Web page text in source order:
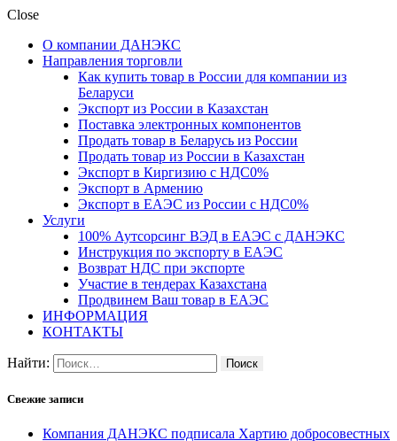
Close
О компании ДАНЭКС
Направления торговли
Как купить товар в России для компании из
Беларуси
Экспорт из России в Казахстан
Поставка электронных компонентов
Продать товар в Беларусь из России
Продать товар из России в Казахстан
Экспорт в Киргизию с НДС0%
Экспорт в Армению
Экспорт в ЕАЭС из России с НДС0%
Услуги
100% Аутсорсинг ВЭД в ЕАЭС с ДАНЭКС
Инструкция по экспорту в ЕАЭС
Возврат НДС при экспорте
Участие в тендерах Казахстана
Продвинем Ваш товар в ЕАЭС
ИНФОРМАЦИЯ
КОНТАКТЫ
Найти:
Свежие записи
Компания ДАНЭКС подписала Хартию добросовестных